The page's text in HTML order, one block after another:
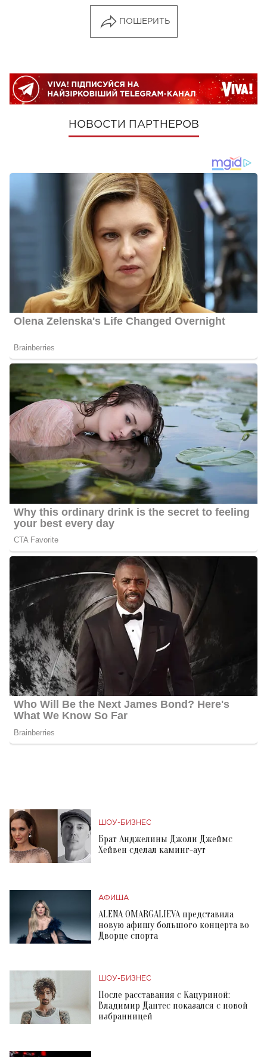
ПОШЕРИТЬ
НОВОСТИ ПАРТНЕРОВ
ШОУ-БИЗНЕС
Брат Анджелины Джоли Джеймс
Хейвен сделал каминг-аут
АФИША
ALENA OMARGALIEVA представила
новую афишу большого концерта во
Дворце спорта
ШОУ-БИЗНЕС
После расставания с Кацуриной:
Владимир Дантес показался с новой
избранницей